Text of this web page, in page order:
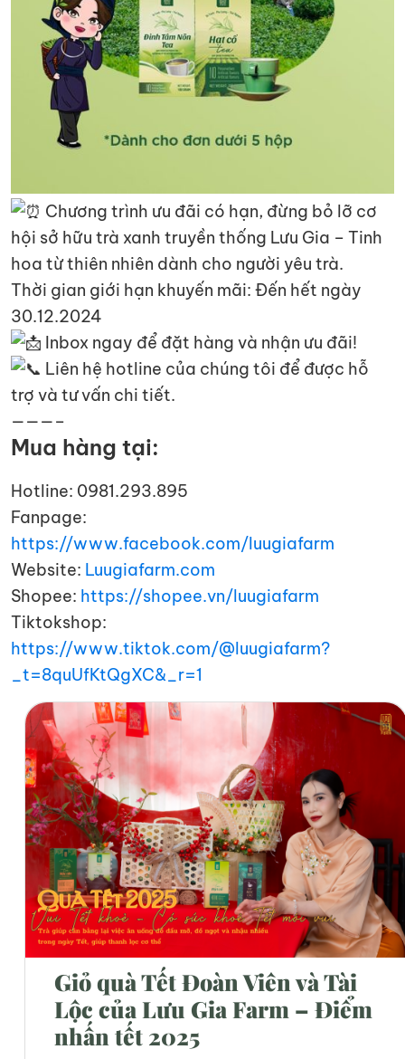
Chương trình ưu đãi có hạn, đừng bỏ lỡ cơ
hội sở hữu trà xanh truyền thống Lưu Gia – Tinh
hoa từ thiên nhiên dành cho người yêu trà.
Thời gian giới hạn khuyến mãi: Đến hết ngày
30.12.2024
Inbox ngay để đặt hàng và nhận ưu đãi!
Liên hệ hotline của chúng tôi để được hỗ
trợ và tư vấn chi tiết.
———–
Mua hàng tại:
Hotline: 0981.293.895
Fanpage:
https://www.facebook.com/luugiafarm
Website: Luugiafarm.com
Shopee: https://shopee.vn/luugiafarm
Tiktokshop:
https://www.tiktok.com/@luugiafarm?
_t=8quUfKtQgXC&_r=1
Trà Mộc – Loại trà tinh khiết
mộc mạc nhất